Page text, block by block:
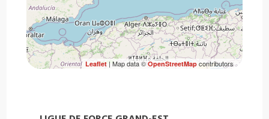
Leaflet| Map data ©OpenStreetMapcontributors